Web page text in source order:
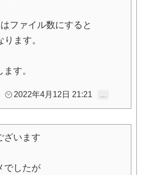
ファイル数にすると
ります。
す。
2022年4月12日 21:21
ざいます
でしたが